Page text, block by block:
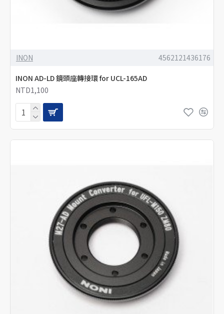
INON 4562121436176
INON AD-LD 鏡頭座轉接環 for UCL-165AD
NTD1,100